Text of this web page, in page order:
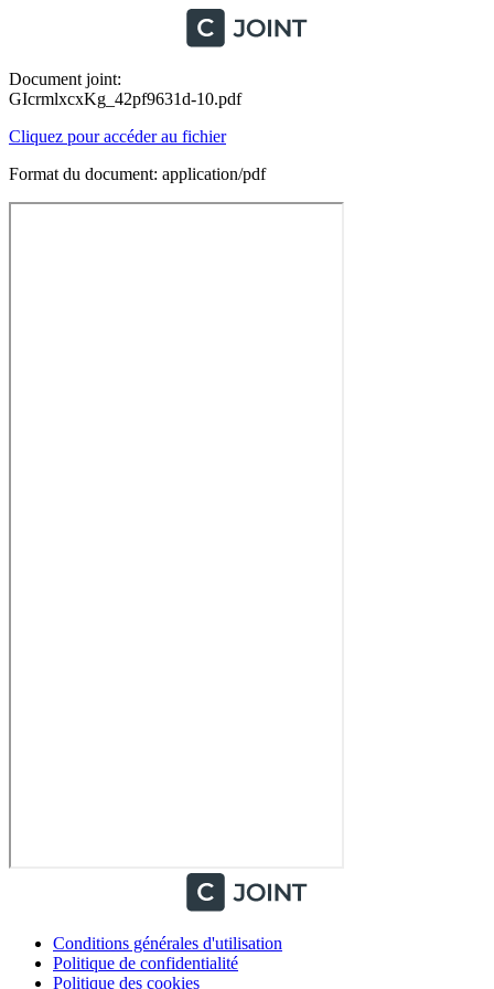
Document joint:
GIcrmlxcxKg_42pf9631d-10.pdf
Cliquez pour accéder au fichier
Format du document: application/pdf
Conditions générales d'utilisation
Politique de confidentialité
Politique des cookies